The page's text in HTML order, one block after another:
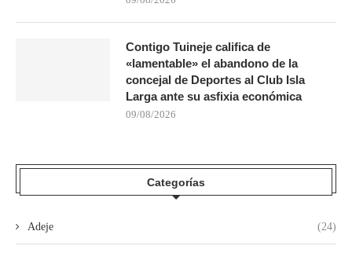
Contigo Tuineje califica de
«lamentable» el abandono de la
concejal de Deportes al Club Isla
Larga ante su asfixia económica
09/08/2026
Categorías
Adeje (24)